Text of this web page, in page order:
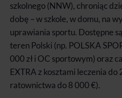
szkolnego (NNW), chroniąc
dobę – w szkole, w domu, na
uprawiania sportu. Dostępne
teren Polski (np. POLSKA
000 zł i OC sportowym) oraz
EXTRA z kosztami leczenia do
ratownictwa do 8 000 €).